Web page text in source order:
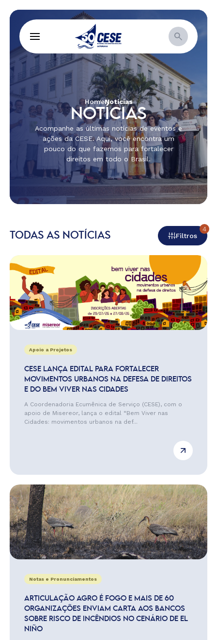
HomeNotícias
NOTÍCIAS
Acompanhe as últimas notícias de eventos e
ações da CESE. Aqui, você encontra um
pouco do que fazemos para fortalecer
direitos em todo o Brasil.
TODAS AS NOTÍCIAS Filtros
4
Apoio a Projetos
CESE LANÇA EDITAL PARA FORTALECER
MOVIMENTOS URBANOS NA DEFESA DE DIREITOS
E DO BEM VIVER NAS CIDADES
A Coordenadoria Ecumênica de Serviço (CESE), com o
apoio de Misereor, lança o edital “Bem Viver nas
Cidades: movimentos urbanos na def...
Notas e Pronunciamentos
ARTICULAÇÃO AGRO É FOGO E MAIS DE 60
ORGANIZAÇÕES ENVIAM CARTA AOS BANCOS
SOBRE RISCO DE INCÊNDIOS NO CENÁRIO DE EL
NIÑO